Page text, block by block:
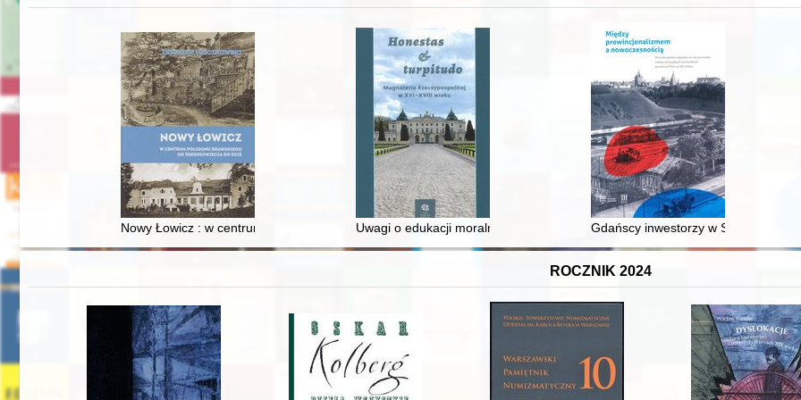
Nowy Łowicz : w centrum poligonu drawskiego od średniowiecza do dziśUwagi o edukacji moralnej synów szlacheckich w XVI-wiecznej
Gdańscy inwestorzy w Sopocie :
ROCZNIK 2024